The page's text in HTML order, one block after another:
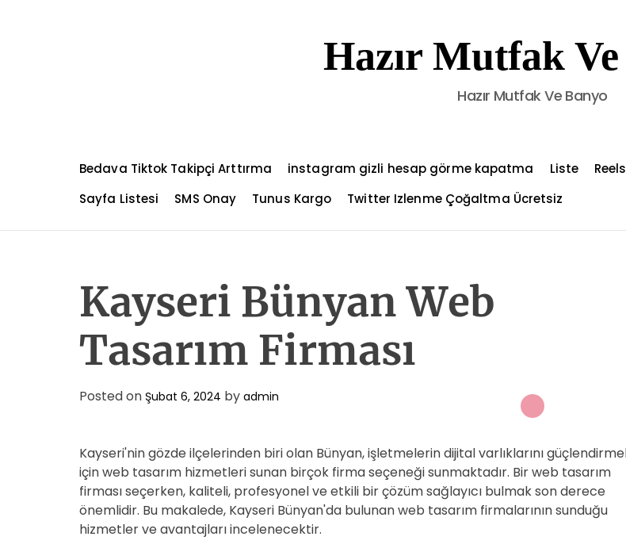
t
Hazır Mutfak
Hazır Mutfak Ve Banyo
Bedava Tiktok Takipçi Arttırma instagram gizli hesap görme kapatma Liste
Sayfa Listesi
SMS Onay Tunus Kargo Twitter Izlenme Çoğaltma Ücretsiz
Kayseri Bünyan Web
Tasarım Firması
Posted on Şubat 6, 2024 by admin
Kayseri'nin gözde ilçelerinden biri olan Bünyan, işletmelerin dijital varlıklarını
için web tasarım hizmetleri sunan birçok firma seçeneği sunmaktadır. Bir web tasarım
firması seçerken, kaliteli, profesyonel ve etkili bir çözüm sağlayıcı bulmak son derece
önemlidir. Bu makalede, Kayseri Bünyan'da bulunan web tasarım firmalarının sunduğu
hizmetler ve avantajları incelenecektir.